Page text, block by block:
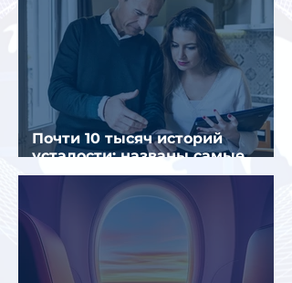
Почти 10 тысяч историй
усталости: названы самые
уставшие россияне